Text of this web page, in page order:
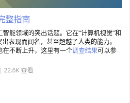
整指南
能领域的突出话题。它在“计算机视觉”和
表现而闻名，甚至超越了人类的能力。
不断上升，这里有一个调查结果可以参
| 22.6K 查看